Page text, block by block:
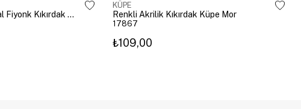
Altın Kaplama Kristal Fiyonk Kıkırdak Küpe Gümüş
KÜPE
Renkli Akrilik Kıkırdak Küpe Mor
17867
₺109,00